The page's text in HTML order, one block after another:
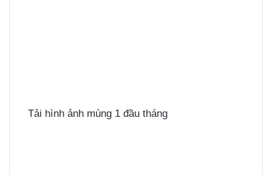
Tải hình ảnh mùng 1 đầu tháng